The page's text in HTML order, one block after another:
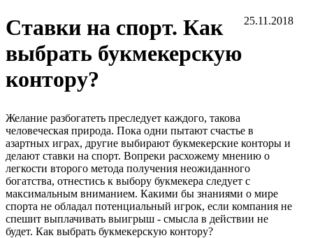
25.11.2018
Ставки на спорт. Как
выбрать букмекерскую
контору?
Желание разбогатеть преследует каждого, такова
человеческая природа. Пока одни пытают счастье в
азартных играх, другие выбирают букмекерские конторы и
делают ставки на спорт. Вопреки расхожему мнению о
легкости второго метода получения неожиданного
богатства, отнестись к выбору букмекера следует с
максимальным вниманием. Какими бы знаниями о мире
спорта не обладал потенциальный игрок, если компания не
спешит выплачивать выигрыш - смысла в действии не
будет. Как выбрать букмекерскую контору?